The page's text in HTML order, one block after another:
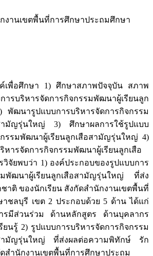
งานเขตพื้นที่การศึกษาประถมศึกษา
ค์เพื่อศึกษา 1) ศึกษาสภาพปัจจุบัน สภาพ
รบริหารจัดการกิจกรรมพัฒนาผู้เรียนลูก
ฒนารูปแบบการบริหารจัดการกิจกรรม
ามัญรุ่นใหญ่ 3) ศึกษาผลการใช้รูปแบบ
รรมพัฒนาผู้เรียนลูกเสือสามัญรุ่นใหญ่ 4)
หารจัดการกิจกรรมพัฒนาผู้เรียนลูกเสือ
จัยพบว่า 1) องค์ประกอบของรูปแบบการ
มพัฒนาผู้เรียนลูกเสือสามัญรุ่นใหญ่ ที่ส่ง
าติ ของนักเรียน สังกัดสำนักงานเขตพื้นที่
ชลบุรี เขต 2 ประกอบด้วย 5 ด้าน ได้แก่
รมีส่วนร่วม ด้านหลักสูตร ด้านบุคลากร
ยนรู้ 2) รูปแบบการบริหารจัดการกิจกรรม
ามัญรุ่นใหญ่ ที่ส่งผลต่อความพิทักษ์ รัก
สำนักงานเขตพื้นที่การศึกษาประถม